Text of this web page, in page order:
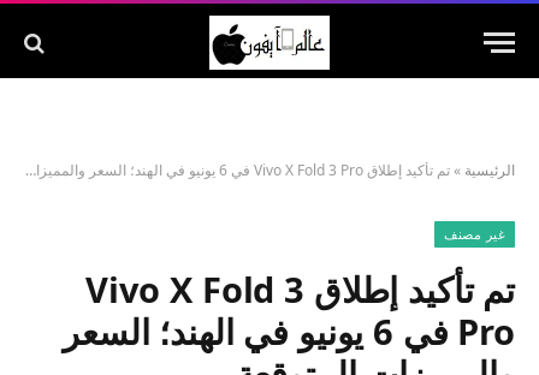
الرئيسية »تم تأكيد إطلاق Vivo X Fold 3 Pro في 6 يونيو في الهند؛ السعر والمميزات المتوقعة
غير مصنف
تم تأكيد إطلاق Vivo X Fold 3
Pro في 6 يونيو في الهند؛ السعر